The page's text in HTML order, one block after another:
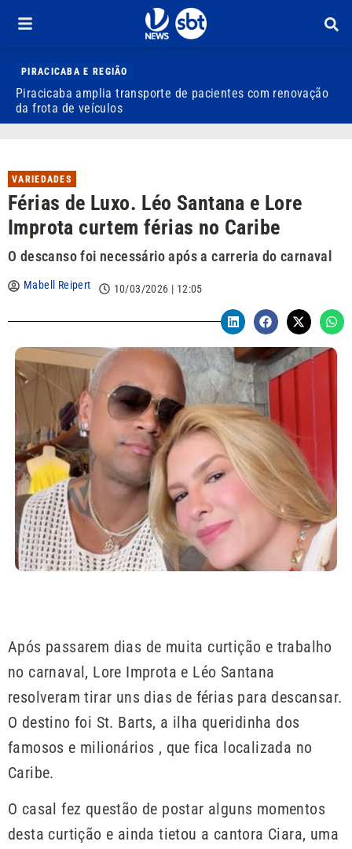
PIRACICABA E REGIÃO
Piracicaba amplia transporte de pacientes com renovação
da frota de veículos
VARIEDADES
Férias de Luxo. Léo Santana e Lore
Improta curtem férias no Caribe
O descanso foi necessário após a carreria do carnaval
Mabell Reipert 10/03/2026 | 12:05
Após passarem dias de muita curtição e trabalho
no carnaval, Lore Improta e Léo Santana
resolveram tirar uns dias de férias para descansar.
O destino foi St. Barts, a ilha queridinha dos
famosos e milionários , que fica localizada no
Caribe.
O casal fez questão de postar alguns momentos
desta curtição e ainda tietou a cantora Ciara, uma